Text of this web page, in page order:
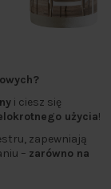
i ciesz się
użycia!
zapewniają
– zarówno na